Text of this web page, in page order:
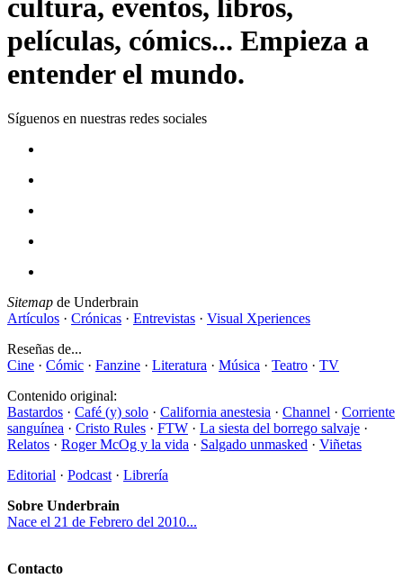
cultura, eventos, libros,
películas, cómics... Empieza a
entender el mundo.
Síguenos en nuestras redes sociales
Sitemap de Underbrain
Artículos · Crónicas · Entrevistas · Visual Xperiences
Reseñas de...
Cine · Cómic · Fanzine · Literatura · Música · Teatro · TV
Contenido original:
Bastardos · Café (y) solo · California anestesia · Channel · Corriente
sanguínea · Cristo Rules · FTW · La siesta del borrego salvaje ·
Relatos · Roger McOg y la vida · Salgado unmasked · Viñetas
Editorial · Podcast · Librería
Sobre Underbrain
Nace el 21 de Febrero del 2010...
Contacto